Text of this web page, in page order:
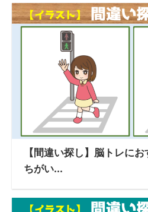
【間違い探し】脳トレに
ちがい...